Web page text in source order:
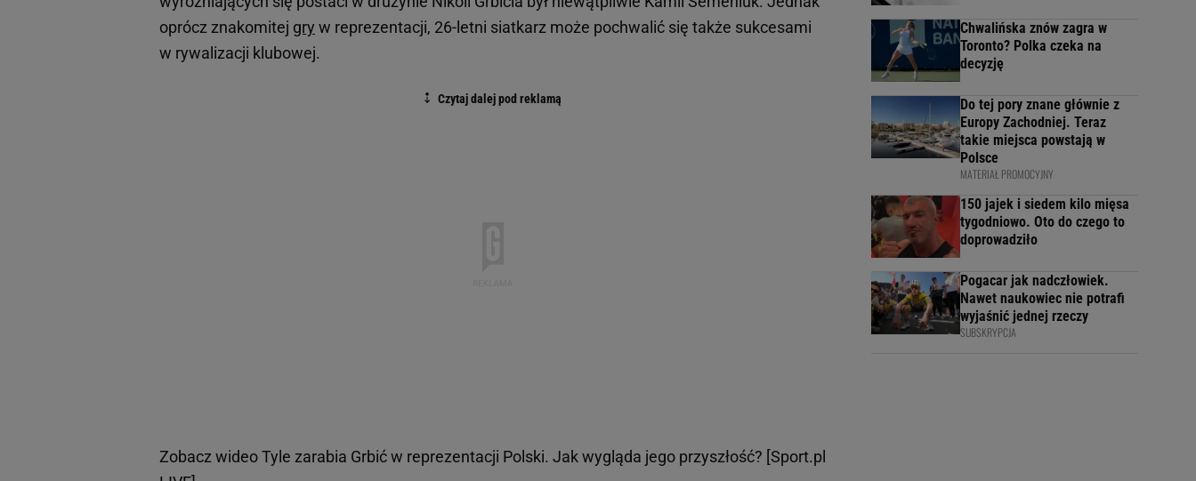
oprócz znakomitej gry w reprezentacji, 26-letni siatkarz może pochwalić się także sukcesami
w rywalizacji klubowej.
Zobacz wideoTyle zarabia Grbić w reprezentacji Polski. Jak wygląda jego przyszłość? [Sport.pl
Chwalińska znów zagra w
Toronto? Polka czeka na
decyzję
Do tej pory znane głównie z
Europy Zachodniej. Teraz
takie miejsca powstają w
Polsce
MATERIAŁ PROMOCYJNY
150 jajek i siedem kilo mięsa
tygodniowo. Oto do czego to
doprowadziło
Pogacar jak nadczłowiek.
Nawet naukowiec nie potrafi
wyjaśnić jednej rzeczy
SUBSKRYPCJA